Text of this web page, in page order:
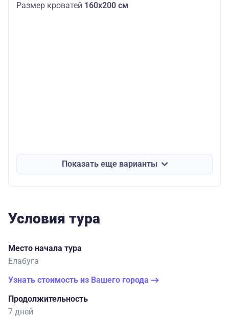
Размер кроватей 160х200 см
Показать еще варианты
Условия тура
Место начала тура
Елабуга
Узнать стоимость из Вашего города
Продолжительность
7 дней